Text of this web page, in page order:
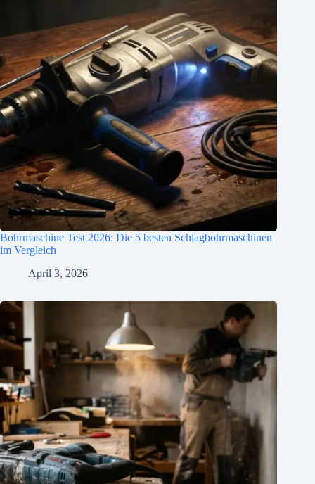
Bohrmaschine Test 2026: Die 5 besten Schlagbohrmaschinen
im Vergleich
April 3, 2026